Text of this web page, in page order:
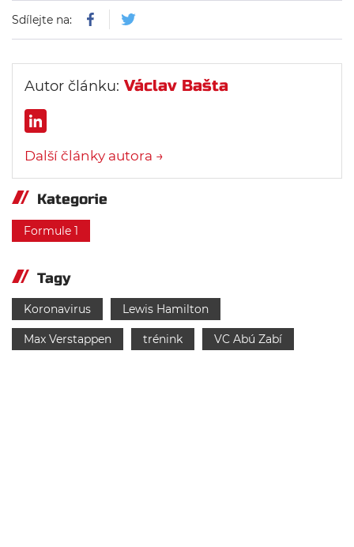
Sdílejte na:
Autor článku: Václav Bašta
Další články autora →
Kategorie
Formule 1
Tagy
Koronavirus Lewis Hamilton
Max Verstappen trénink VC Abú Zabí